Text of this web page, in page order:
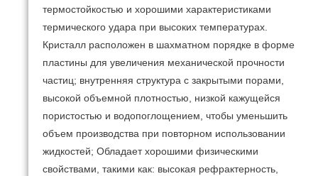
термостойкостью и хорошими характеристиками
термического удара при высоких температурах.
Кристалл расположен в шахматном порядке в форме
пластины для увеличения механической прочности
частиц; внутренняя структура с закрытыми порами,
высокой объемной плотностью, низкой кажущейся
пористостью и водопоглощением, чтобы уменьшить
объем производства при повторном использовании
жидкостей; Обладает хорошими физическими
свойствами, такими как: высокая рефрактерность,